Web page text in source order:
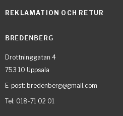
REKLAMATION OCH RETUR
BREDENBERG
Drottninggatan 4
753 10 Uppsala
E-post: bredenberg@gmail.com
Tel: 018-71 02 01